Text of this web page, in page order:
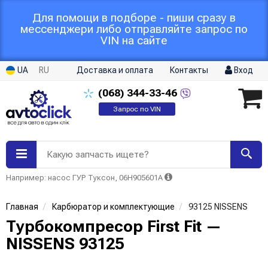
Для помощи в подборе - пиши сразу в
мессенджери либо отправляйте запрос по
VIN на сайте
UA RU Доставка и оплата Контакты Вход
(068) 344-33-46
Запрос по VIN
Какую запчасть ищете?
Например: насос ГУР Туксон, 06H905601A
Главная Карбюратор и комплектующие 93125 NISSENS
Турбокомпресор First Fit —
NISSENS 93125